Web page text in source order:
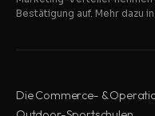
Bestätigung auf. Mehr dazu
Die Commerce- &